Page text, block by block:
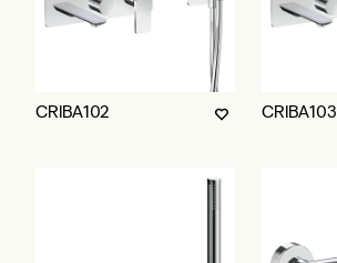
CRIBA102 CRIBA103